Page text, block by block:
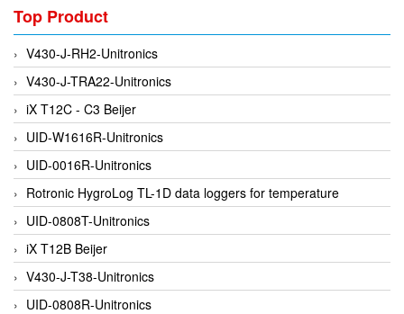
Eltex-Elektrostatik
Eltherm
ELTRA Encoder
ELVEM Vietnam
Emaco
EMC PARTNER
EMCSOSIN
Emerson/Vertiv
EMG
Emotron
ENCEL Vietnam
Top Product
V430-J-RH2-Unitronics
V430-J-TRA22-Unitronics
iX T12C - C3 Beijer
UID-W1616R-Unitronics
UID-0016R-Unitronics
Rotronic HygroLog TL-1D data loggers for temperature
UID-0808T-Unitronics
iX T12B Beijer
V430-J-T38-Unitronics
UID-0808R-Unitronics